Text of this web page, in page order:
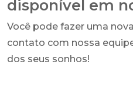
disponível em
Você pode fazer uma
contato com nossa
dos seus sonhos!